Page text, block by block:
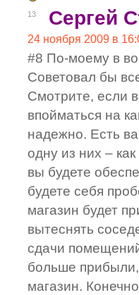
13 Сергей
24 ноября 2009 в
#8 По-моему в
Советовал бы
Смотрите, если
впойматься на
надежно. Есть
одну из них –
вы будете
будете себя
магазин будет
вытеснять
сдачи
больше
магазин.